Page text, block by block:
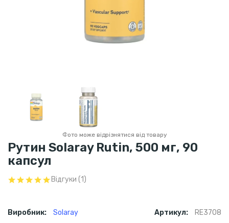
Фото може відрізнятися від товару
Рутин Solaray Rutin, 500 мг, 90
капсул
Відгуки (1)
Виробник: Solaray Артикул:
RE3708